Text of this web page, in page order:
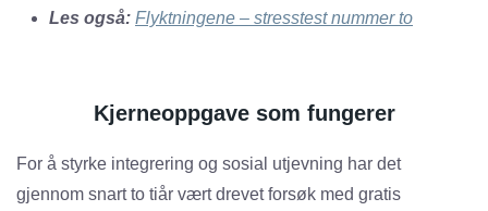
Les også: Flyktningene – stresstest nummer to
Kjerneoppgave som fungerer
For å styrke integrering og sosial utjevning har det
gjennom snart to tiår vært drevet forsøk med gratis